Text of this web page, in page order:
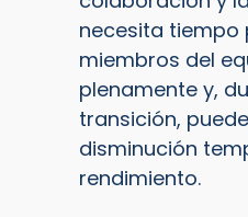
necesita tiempo
miembros del
plenamente y,
transición,
disminución
rendimiento.